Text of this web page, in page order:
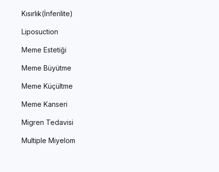
Kısırlık(İnferilite)
Liposuction
Meme Estetiği
Meme Büyütme
Meme Küçültme
Meme Kanseri
Migren Tedavisi
Multiple Miyelom